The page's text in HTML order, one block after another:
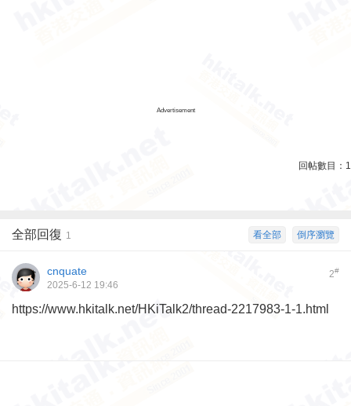
Advertisement
回帖數目： 1
倒序瀏覽
看全部
全部回復 1
2#
cnquate
2025-6-12 19:46
https://www.hkitalk.net/HKiTalk2/thread-2217983-1-1.html